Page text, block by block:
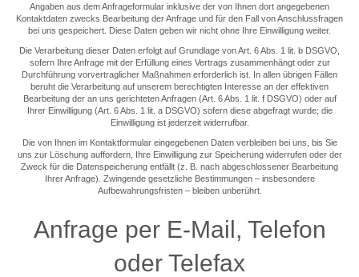
Angaben aus dem Anfrageformular inklusive der von Ihnen dort angegebenen
Kontaktdaten zwecks Bearbeitung der Anfrage und für den Fall von Anschlussfragen
bei uns gespeichert. Diese Daten geben wir nicht ohne Ihre Einwilligung weiter.
Die Verarbeitung dieser Daten erfolgt auf Grundlage von Art. 6 Abs. 1 lit. b DSGVO,
sofern Ihre Anfrage mit der Erfüllung eines Vertrags zusammenhängt oder zur
Durchführung vorvertraglicher Maßnahmen erforderlich ist. In allen übrigen Fällen
beruht die Verarbeitung auf unserem berechtigten Interesse an der effektiven
Bearbeitung der an uns gerichteten Anfragen (Art. 6 Abs. 1 lit. f DSGVO) oder auf
Ihrer Einwilligung (Art. 6 Abs. 1 lit. a DSGVO) sofern diese abgefragt wurde; die
Einwilligung ist jederzeit widerrufbar.
Die von Ihnen im Kontaktformular eingegebenen Daten verbleiben bei uns, bis Sie
uns zur Löschung auffordern, Ihre Einwilligung zur Speicherung widerrufen oder der
Zweck für die Datenspeicherung entfällt (z. B. nach abgeschlossener Bearbeitung
Ihrer Anfrage). Zwingende gesetzliche Bestimmungen – insbesondere
Aufbewahrungsfristen – bleiben unberührt.
Anfrage per E-Mail, Telefon
oder Telefax